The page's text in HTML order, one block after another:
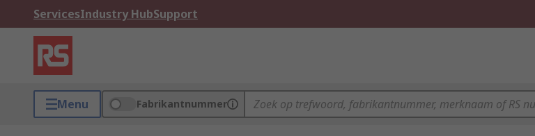
ServicesIndustry HubSupport
Menu Fabrikantnummer